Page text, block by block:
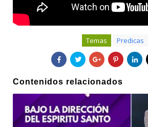
Temas Predicas
Contenidos relacionados